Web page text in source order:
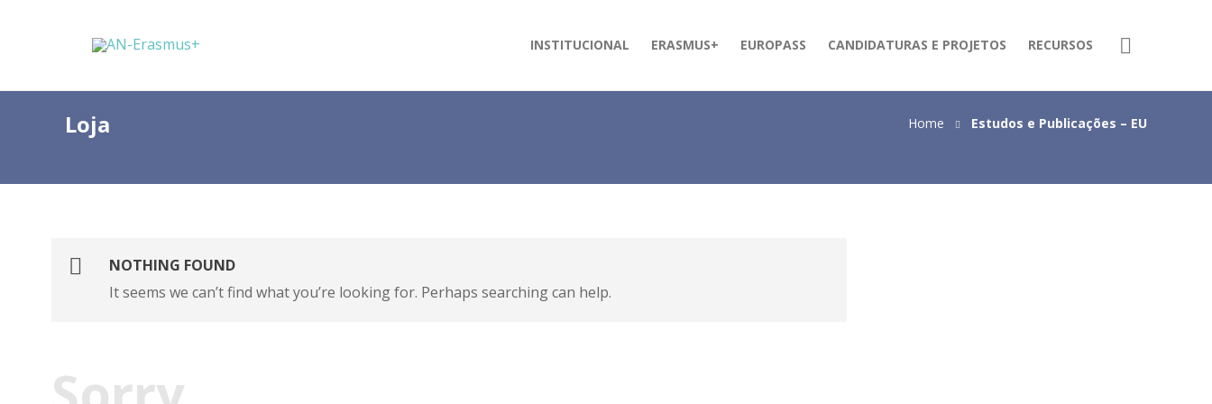
INSTITUCIONAL ERASMUS+ EUROPASS CANDIDATURAS E PROJETOS RECURSOS
Loja Home Estudos e Publicações – EU
NOTHING FOUND
It seems we can’t find what you’re looking for. Perhaps searching can help.